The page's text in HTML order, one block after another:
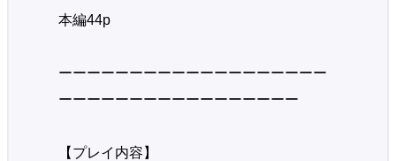
本編44p
ーーーーーーーーーーーーーーーーーーー
ーーーーーーーーーーーーーーーーー
【プレイ内容】